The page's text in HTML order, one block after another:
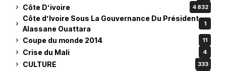
Côte D’ivoire 4 832
Côte d’Ivoire Sous La Gouvernance Du Président
Alassane Ouattara
1
Coupe du monde 2014 11
Crise du Mali 4
CULTURE 333